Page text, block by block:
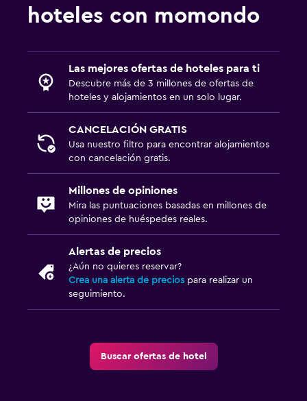
hoteles con momondo
Las mejores ofertas de hoteles para ti
Descubre más de 3 millones de ofertas de
hoteles y alojamientos en un solo lugar.
CANCELACIÓN GRATIS
Usa nuestro filtro para encontrar alojamientos
con cancelación gratis.
Millones de opiniones
Mira las puntuaciones basadas en millones de
opiniones de huéspedes reales.
Alertas de precios
¿Aún no quieres reservar?
Crea una alerta de precios para realizar un
seguimiento.
Buscar ofertas de hotel